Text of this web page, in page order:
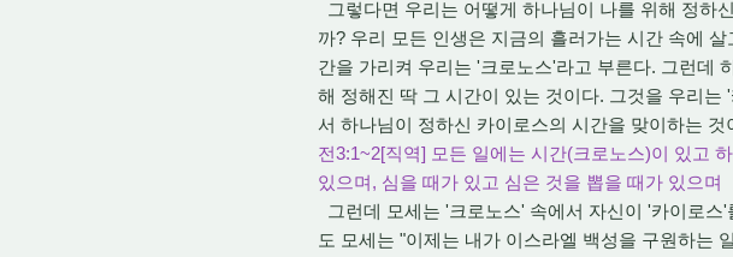
그렇다면 우리는 어떻게 하나님이 나를 위해 정하
까? 우리 모든 인생은 지금의 흘러가는 시간 속에
간을 가리켜 우리는 '크로노스'라고 부른다. 그런데
해 정해진 딱 그 시간이 있는 것이다. 그것을 우리
서 하나님이 정하신 카이로스의 시간을 맞이하는 것
전3:1~2[직역] 모든 일에는 시간(크로노스)이 있고
있으며, 심을 때가 있고 심은 것을 뽑을 때가 있으며
그런데 모세는 '크로노스' 속에서 자신이 '카이로
도 모세는 "이제는 내가 이스라엘 백성을 구원하는